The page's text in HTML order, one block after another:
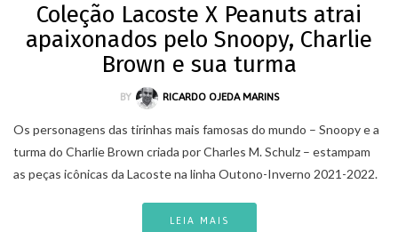
Coleção Lacoste X Peanuts atrai
apaixonados pelo Snoopy, Charlie
Brown e sua turma
BY RICARDO OJEDA MARINS
Os personagens das tirinhas mais famosas do mundo – Snoopy e a
turma do Charlie Brown criada por Charles M. Schulz – estampam
as peças icônicas da Lacoste na linha Outono-Inverno 2021-2022.
LEIA MAIS